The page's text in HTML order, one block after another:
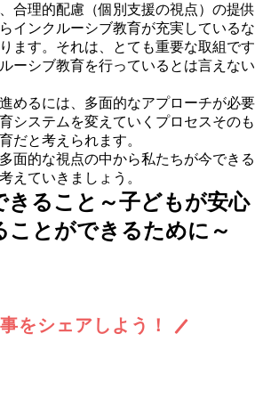
合理的配慮（個別支援の視点）の提供
インクルーシブ教育が充実しているな
ます。それは、とても重要な取組です
ーシブ教育を行っているとは言えない
めるには、多面的なアプローチが必要
システムを変えていくプロセスそのも
だと考えられます。
面的な視点の中から私たちが今できる
えていきましょう。
きること～子どもが安心
ことができるために～
をシェアしよう！